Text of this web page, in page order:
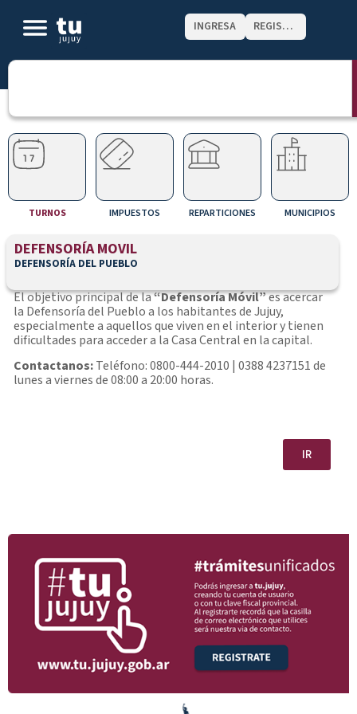
INGRESA REGISTRATE
TURNOS IMPUESTOS REPARTICIONES MUNICIPIOS
DEFENSORÍA MOVIL
DEFENSORÍA DEL PUEBLO
El objetivo principal de la“Defensoría Móvil”es acercar
la Defensoría del Pueblo a los habitantes de Jujuy,
especialmente a aquellos que viven en el interior y tienen
dificultades para acceder a la Casa Central en la capital.
Contactanos:Teléfono: 0800-444-2010 | 0388 4237151 de
lunes a viernes de 08:00 a 20:00 horas.
IR